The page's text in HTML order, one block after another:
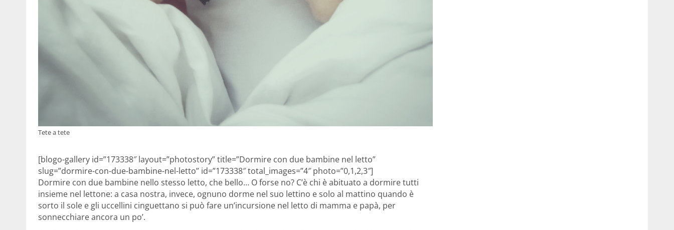
Tete a tete
[blogo-gallery id=”173338″ layout=”photostory” title=”Dormire con due bambine nel letto”
slug=”dormire-con-due-bambine-nel-letto” id=”173338″ total_images=”4″ photo=”0,1,2,3″]
Dormire con due bambine nello stesso letto, che bello… O forse no? C’è chi è abituato a dormire tutti
insieme nel lettone: a casa nostra, invece, ognuno dorme nel suo lettino e solo al mattino quando è
sorto il sole e gli uccellini cinguettano si può fare un’incursione nel letto di mamma e papà, per
sonnecchiare ancora un po’.